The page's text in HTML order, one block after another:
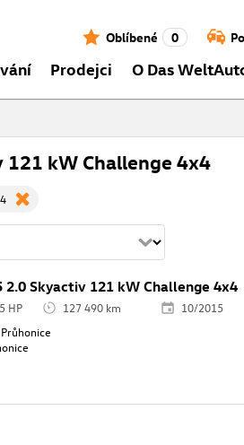
Oblíbené 0
Prodejci O Das
kW Challenge 4x4
2.0 Skyactiv 121 kW Challenge 4x4
HP 127 490 km
10/2015